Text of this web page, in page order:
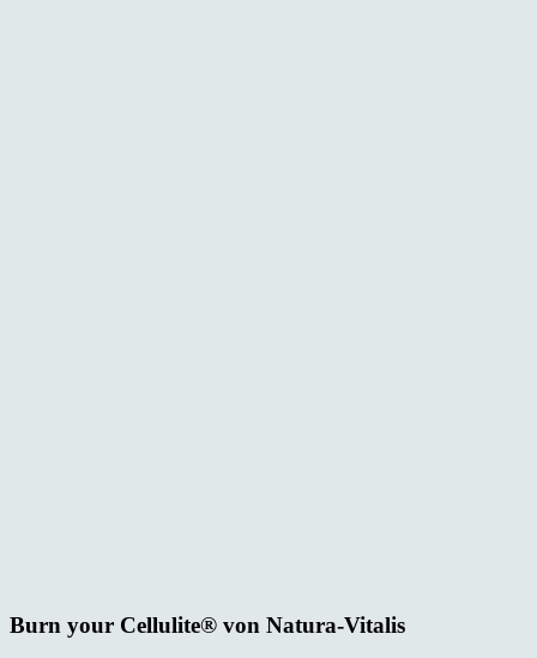
Burn your Cellulite® von Natura-Vitalis